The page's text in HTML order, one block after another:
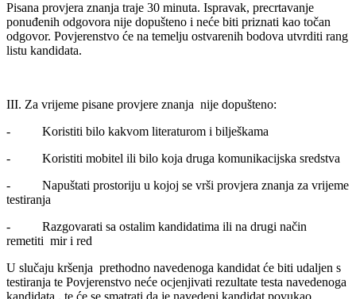
Pisana provjera znanja traje 30 minuta. Ispravak, precrtavanje
ponuđenih odgovora nije dopušteno i neće biti priznati kao točan
odgovor. Povjerenstvo će na temelju ostvarenih bodova utvrditi rang
listu kandidata.
III. Za vrijeme pisane provjere znanja nije dopušteno:
- Koristiti bilo kakvom literaturom i bilješkama
- Koristiti mobitel ili bilo koja druga komunikacijska sredstva
- Napuštati prostoriju u kojoj se vrši provjera znanja za vrijeme
testiranja
- Razgovarati sa ostalim kandidatima ili na drugi način
remetiti mir i red
U slučaju kršenja prethodno navedenoga kandidat će biti udaljen s
testiranja te Povjerenstvo neće ocjenjivati rezultate testa navedenoga
kandidata , te će se smatrati da je navedeni kandidat povukao